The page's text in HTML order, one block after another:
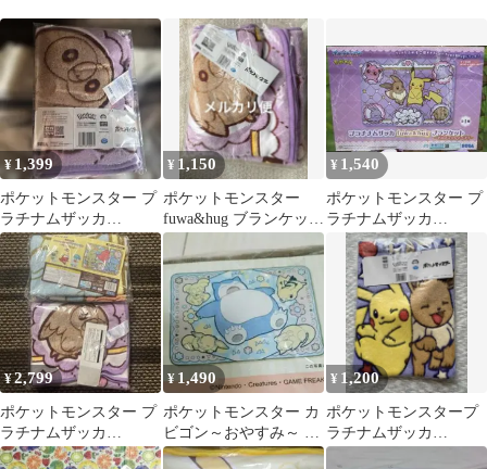
¥ 1,399
ポケットモンスター プ
ラチナムザッカ
fuwa&hugブランケット
モクロー
¥ 1,150
ポケットモンスター
fuwa&hug ブランケッ
ト ピカチュウ＆イー
ブイ
¥ 1,540
ポケットモンスター プ
ラチナムザッカ
fuwa&hug ブランケット
新品未開封
¥2,799
ポケットモンスター プ
ラチナムザッカ
fuwa&hugブランケット
¥ 1,490
ポケットモンスター カ
ビゴン～おやすみ～ ブ
ランケット ひざかけ
¥ 1,200
ポケットモンスタープ
ラチナムザッカ
fuwa&hugトートバッグ